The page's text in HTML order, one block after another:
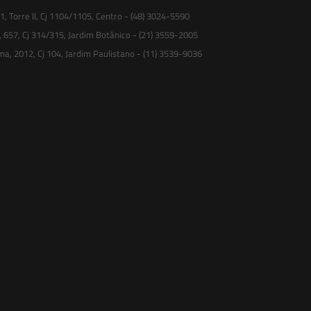
Torre II, Cj 1104/1105, Centro - (48) 3024-5590
657, Cj 314/315, Jardim Botânico - (21) 3559-2005
2012, Cj 104, Jardim Paulistano - (11) 3539-9036